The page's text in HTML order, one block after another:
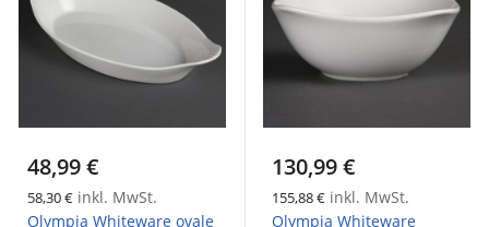
48,99 €
58,30 € inkl. MwSt.
Olympia Whiteware ovale
130,99 €
155,88 € inkl. MwSt.
Olympia Whiteware